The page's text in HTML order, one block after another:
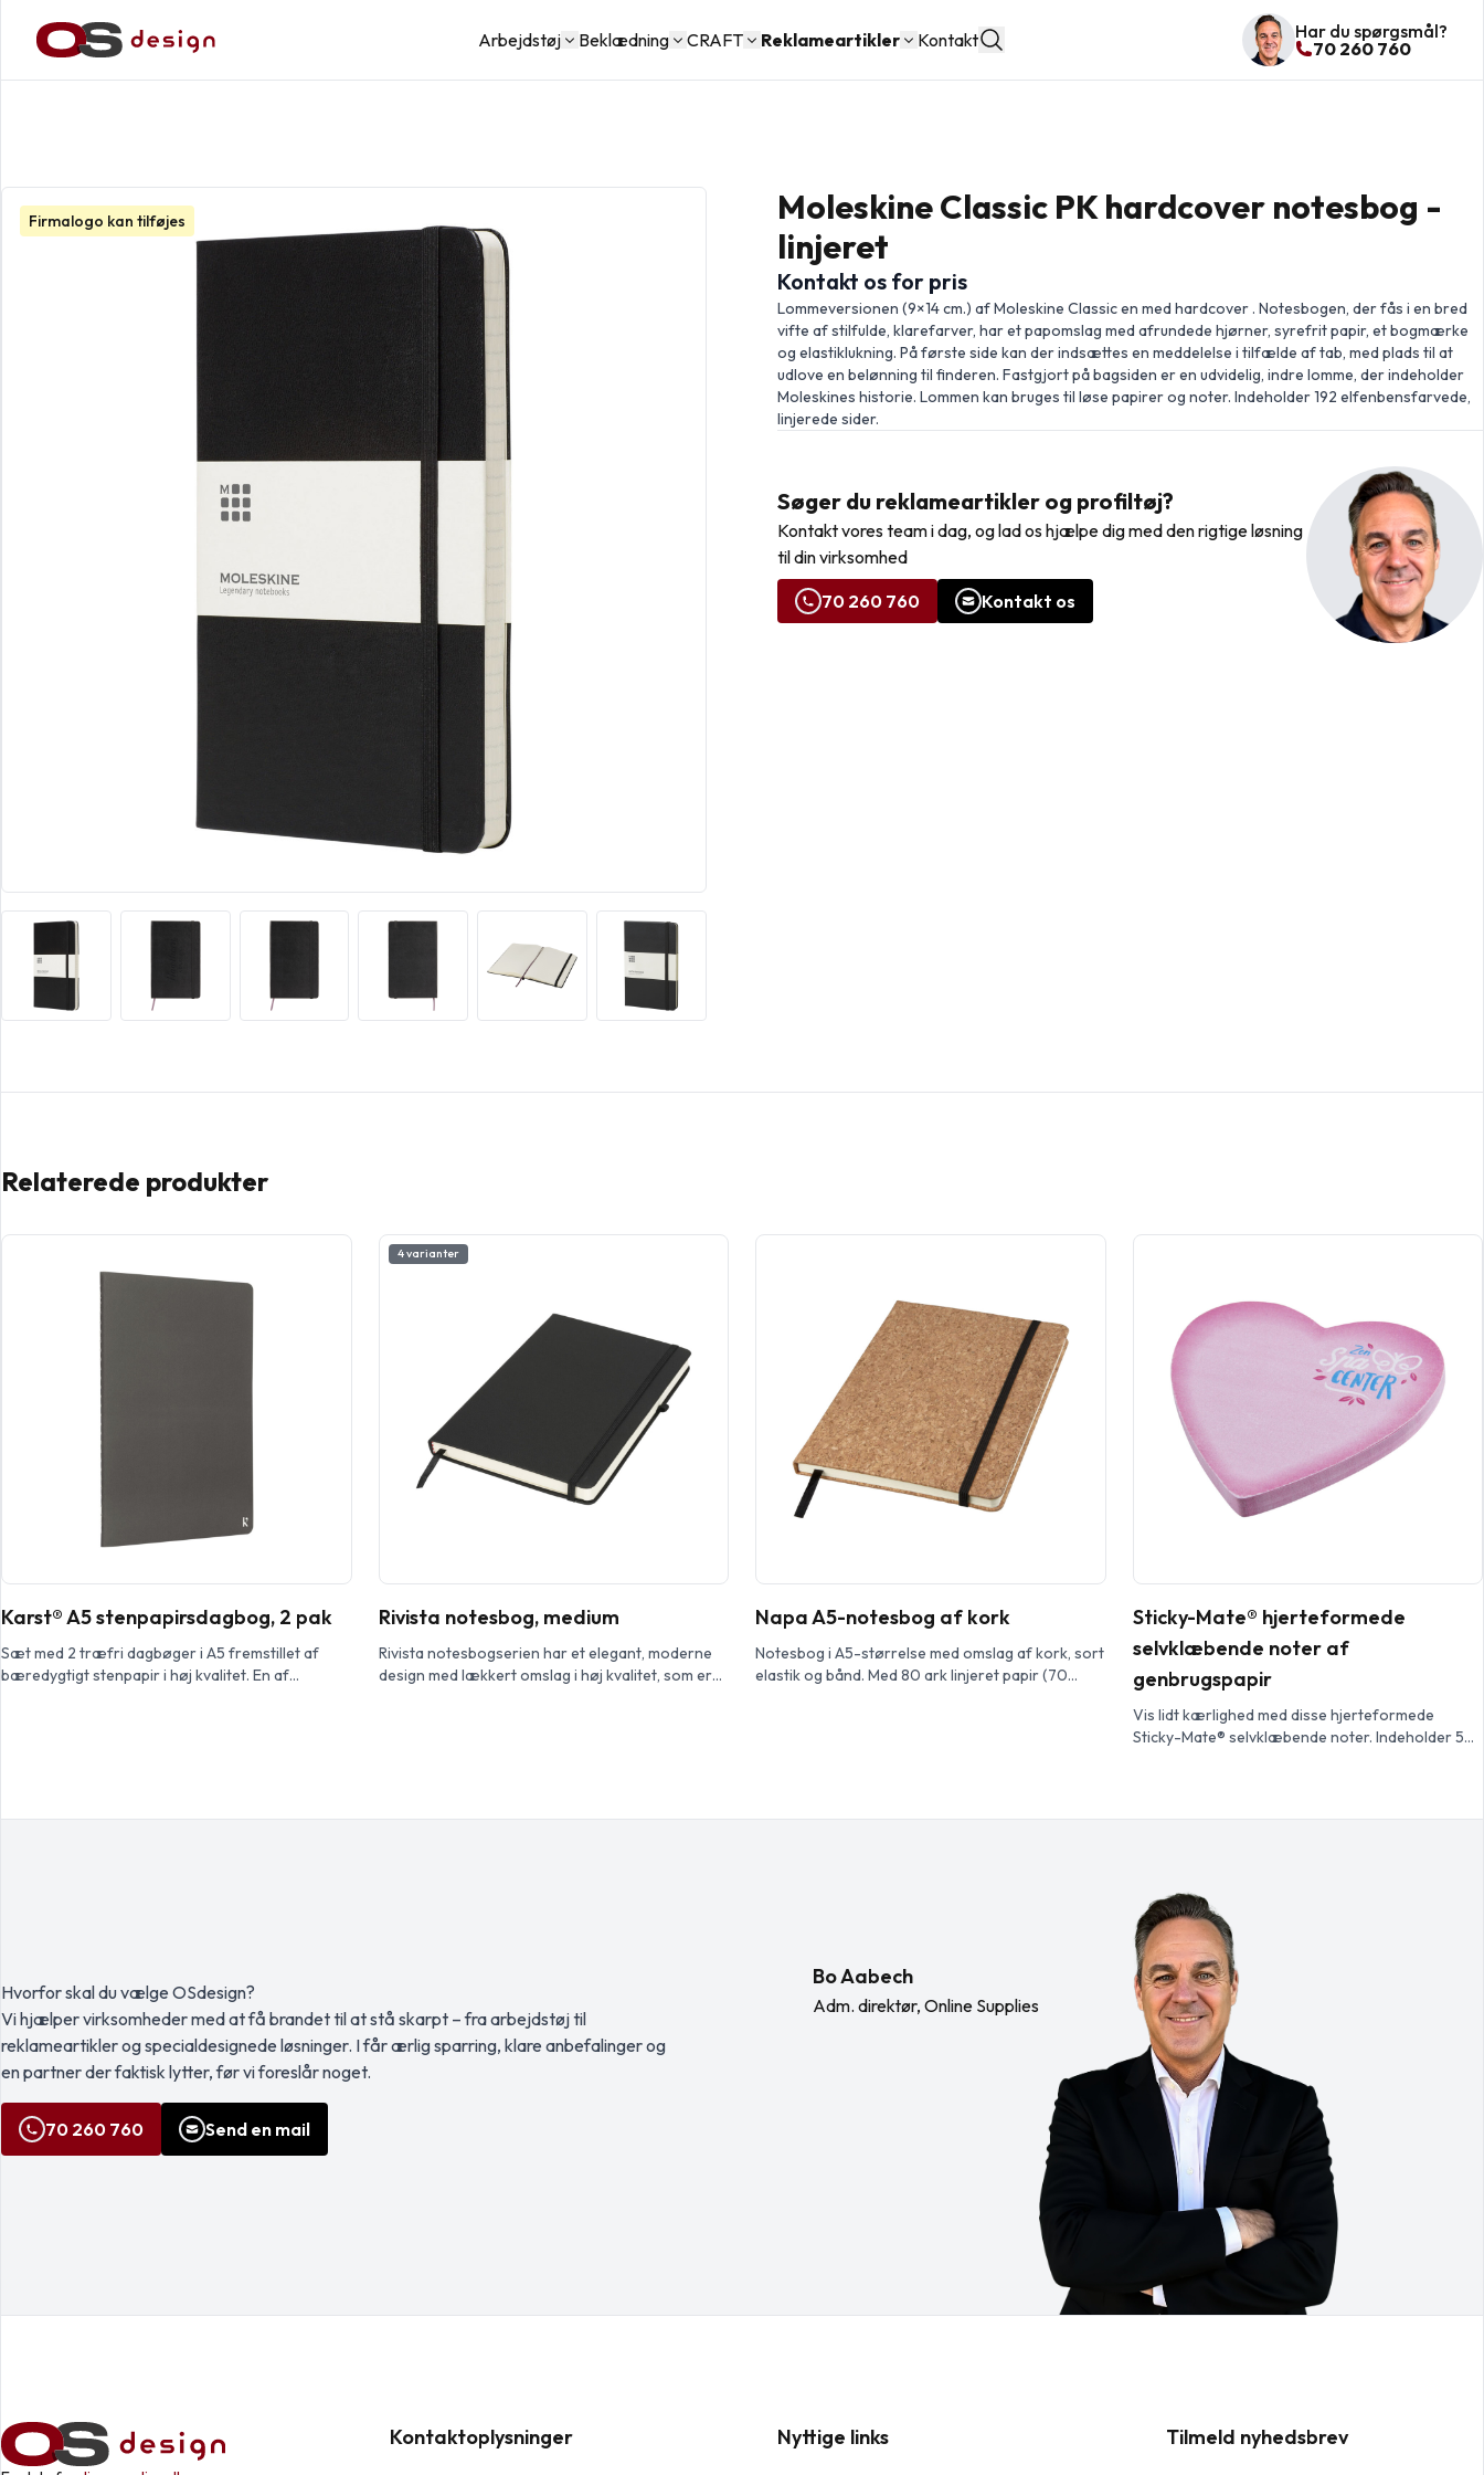
Arbejdstøj Beklædning CRAFT Reklameartikler Kontakt
Har du spørgsmål?
70 260 760
Firmalogo kan tilføjes
Moleskine Classic PK hardcover notesbog -
linjeret
Kontakt os for pris
Lommeversionen (9×14 cm.) af Moleskine Classic en med hardcover . Notesbogen, der fås i en bred
vifte af stilfulde, klarefarver, har et papomslag med afrundede hjørner, syrefrit papir, et bogmærke
og elastiklukning. På første side kan der indsættes en meddelelse i tilfælde af tab, med plads til at
udlove en belønning til finderen. Fastgjort på bagsiden er en udvidelig, indre lomme, der indeholder
Moleskines historie. Lommen kan bruges til løse papirer og noter. Indeholder 192 elfenbensfarvede,
linjerede sider.
Søger du reklameartikler og profiltøj?
Kontakt vores team i dag, og lad os hjælpe dig med den rigtige løsning
til din virksomhed
70 260 760
Kontakt os
Relaterede produkter
Karst® A5 stenpapirsdagbog, 2 pak
Sæt med 2 træfri dagbøger i A5 fremstillet af
bæredygtigt stenpapir i høj kvalitet. En af
4 varianter
Rivista notesbog, medium
Rivista notesbogserien har et elegant, moderne
design med lækkert omslag i høj kvalitet, som er
Napa A5-notesbog af kork
Notesbog i A5-størrelse med omslag af kork, sort
elastik og bånd. Med 80 ark linjeret papir (70
Sticky-Mate® hjerteformede
selvklæbende noter af
genbrugspapir
Vis lidt kærlighed med disse hjerteformede
Sticky-Mate® selvklæbende noter. Indeholder 50
Hvorfor skal du vælge OSdesign?
Vi hjælper virksomheder med at få brandet til at stå skarpt – fra arbejdstøj til
reklameartikler og specialdesignede løsninger. I får ærlig sparring, klare anbefalinger og
en partner der faktisk lytter, før vi foreslår noget.
70 260 760 Send en mail
Bo Aabech
Adm. direktør, Online Supplies
Kontaktoplysninger Nyttige links Tilmeld nyhedsbrev